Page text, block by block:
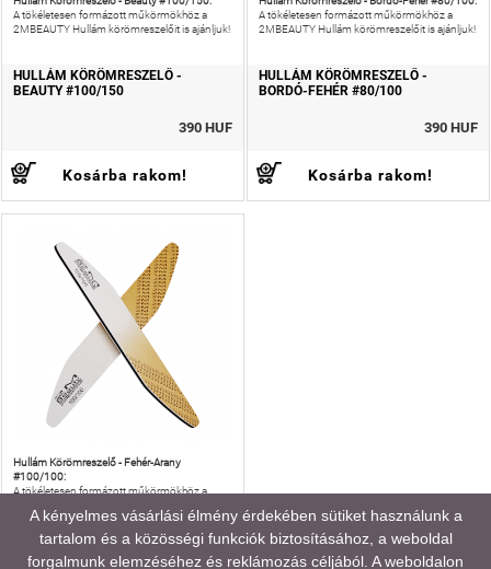
A tökéletesen formázott műkörmökhöz a
2MBEAUTY Hullám körömreszelőit is ajánljuk!
HULLÁM KÖRÖMRESZELŐ -
BEAUTY #100/150
390 HUF
Kosárba rakom!
A tökéletesen formázott műkörmökhöz a
2MBEAUTY Hullám körömreszelőit is ajánljuk!
HULLÁM KÖRÖMRESZELŐ -
BORDÓ-FEHÉR #80/100
390 HUF
Kosárba rakom!
Hullám Körömreszelő - Fehér-Arany
#100/100:
A tökéletesen formázott műkörmökhöz a
HULLÁM KÖRÖMRESZELŐ - FEHÉR-
ARANY #100/100
A kényelmes vásárlási élmény érdekében sütiket használunk a
tartalom és a közösségi funkciók biztosításához, a weboldal
forgalmunk elemzéséhez és reklámozás céljából. A weboldalon